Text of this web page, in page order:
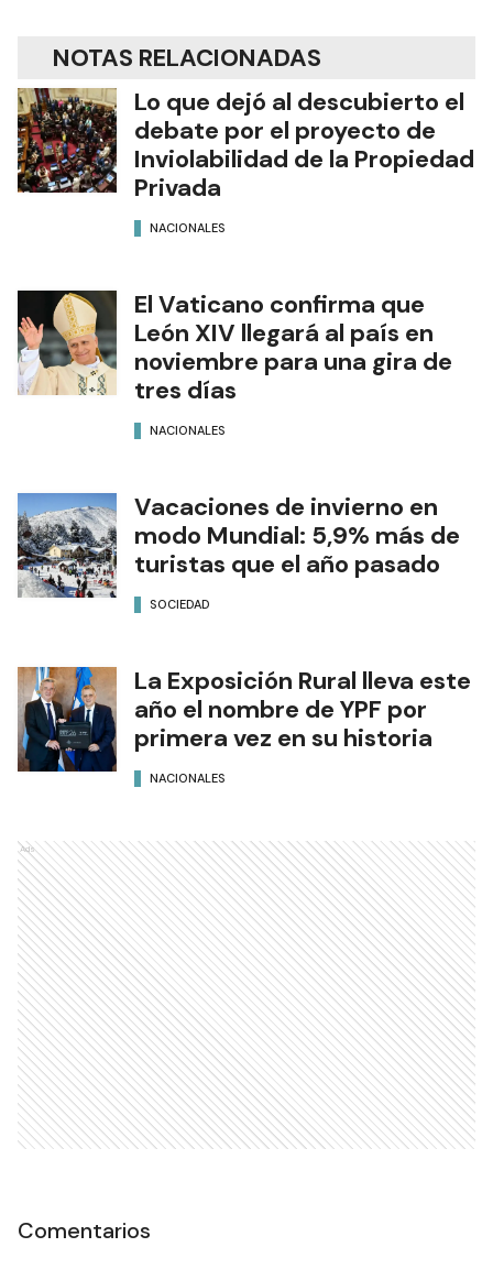
NOTAS RELACIONADAS
Lo que dejó al descubierto el
debate por el proyecto de
Inviolabilidad de la Propiedad
Privada
NACIONALES
El Vaticano confirma que
León XIV llegará al país en
noviembre para una gira de
tres días
NACIONALES
Vacaciones de invierno en
modo Mundial: 5,9% más de
turistas que el año pasado
SOCIEDAD
La Exposición Rural lleva este
año el nombre de YPF por
primera vez en su historia
NACIONALES
Ads
Comentarios